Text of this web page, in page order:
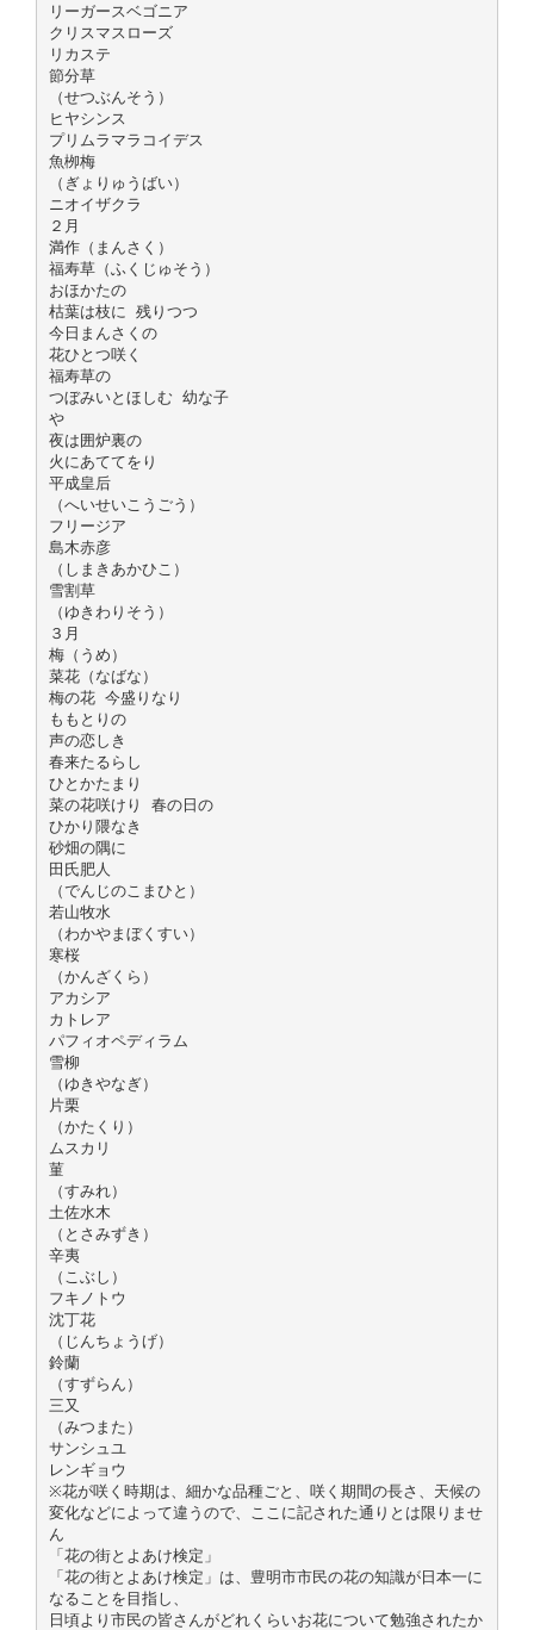
リーガースベゴニア
クリスマスローズ
リカステ
節分草
（せつぶんそう）
ヒヤシンス
プリムラマラコイデス
魚栁梅
（ぎょりゅうばい）
ニオイザクラ
２月
満作（まんさく）
福寿草（ふくじゅそう）
おほかたの
枯葉は枝に 残りつつ
今日まんさくの
花ひとつ咲く
福寿草の
つぼみいとほしむ 幼な子
や
夜は囲炉裏の
火にあててをり
平成皇后
（へいせいこうごう）
フリージア
島木赤彦
（しまきあかひこ）
雪割草
（ゆきわりそう）
３月
梅（うめ）
菜花（なばな）
梅の花 今盛りなり
ももとりの
声の恋しき
春来たるらし
ひとかたまり
菜の花咲けり 春の日の
ひかり隈なき
砂畑の隅に
田氏肥人
（でんじのこまひと）
若山牧水
（わかやまぼくすい）
寒桜
（かんざくら）
アカシア
カトレア
パフィオペディラム
雪柳
（ゆきやなぎ）
片栗
（かたくり）
ムスカリ
菫
（すみれ）
土佐水木
（とさみずき）
辛夷
（こぶし）
フキノトウ
沈丁花
（じんちょうげ）
鈴蘭
（すずらん）
三又
（みつまた）
サンシュユ
レンギョウ
※花が咲く時期は、細かな品種ごと、咲く期間の長さ、天候の
変化などによって違うので、ここに記された通りとは限りませ
ん
「花の街とよあけ検定」
「花の街とよあけ検定」は、豊明市市民の花の知識が日本一に
なることを目指し、
日頃より市民の皆さんがどれくらいお花について勉強されたか